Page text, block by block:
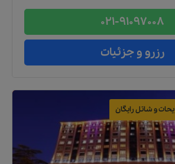
021-91097008
رزرو و جزئیات